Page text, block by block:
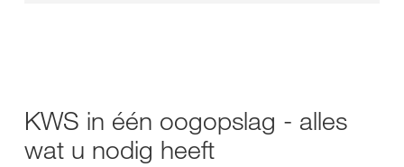
KWS in één oogopslag - alles
wat u nodig heeft